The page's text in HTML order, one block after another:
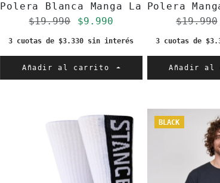
Polera Blanca Manga Larga Cascos
Precio regular
$19.990 Precio de oferta
$9.990
3 cuotas de $3.330 sin interés
Añadir al carrito
Polera
Precio
$19.990
3 cuotas de
Añadir
BLACK